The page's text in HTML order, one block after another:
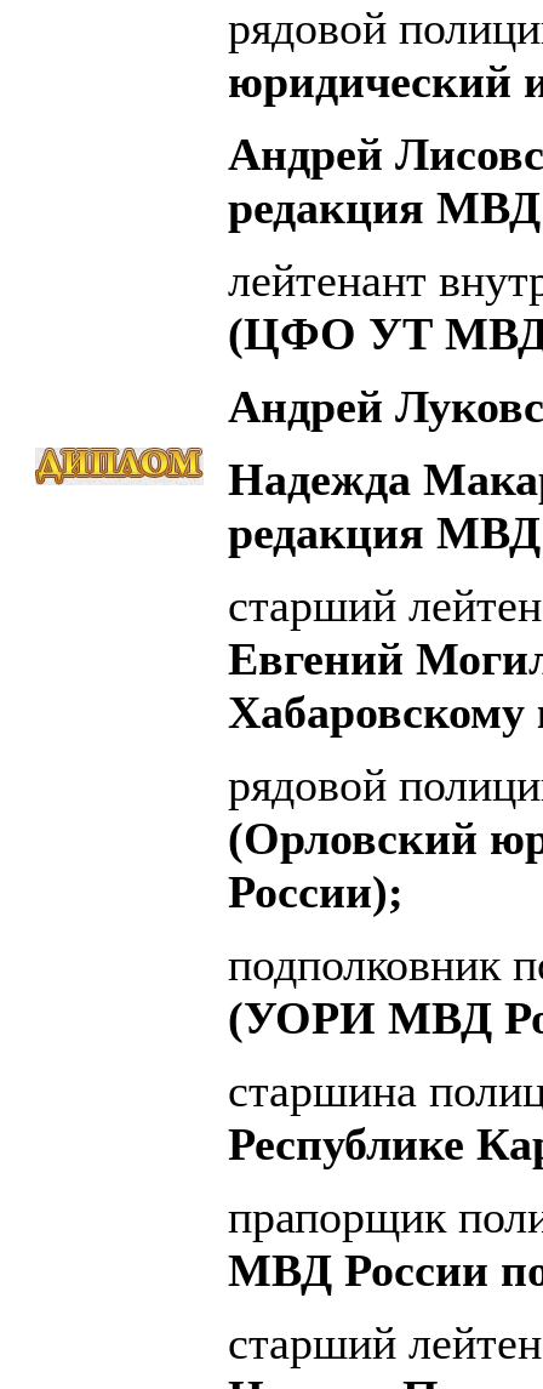
рядовой
юридический
Андрей
редакция МВД
лейтенант
(ЦФО УТ МВД
Андрей
Надежда
редакция МВД
старший
Евгений
рядовой
(Орловский
России);
подполковник
(УОРИ МВД
старшина
Республике
прапорщик
МВД России
старший